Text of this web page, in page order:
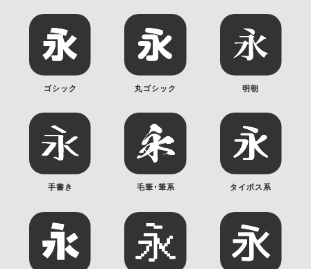
ゴシック 丸ゴシック 明朝
手書き 毛筆･筆系 タイポス系